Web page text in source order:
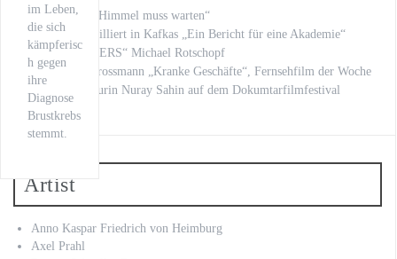
im Leben,
die sich
kämpferisc
h gegen
ihre
Diagnose
Brustkrebs
stemmt.
„Fritzie – Der Himmel muss warten“
Kilian Land brilliert in Kafkas „Ein Bericht für eine Akademie“
„LOVE LETTERS“ Michael Rotschopf
mit Stephan Grossmann „Kranke Geschäfte“, Fernsehfilm der Woche
unsere Regisseurin Nuray Sahin auf dem Dokumtarfilmfestival
Artist
Anno Kaspar Friedrich von Heimburg
Axel Prahl